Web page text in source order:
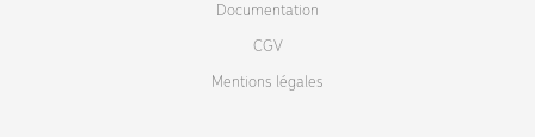
Documentation
CGV
Mentions légales